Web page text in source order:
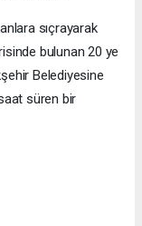
sıçrayarak
bulunan 20 ye
Belediyesine
süren bir